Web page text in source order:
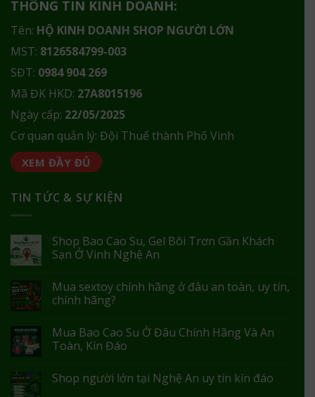
THÔNG TIN KINH DOANH:
Tên: HỘ KINH DOANH SHOP NGƯỜI LỚN
MST: 8126584799-003
SĐT: 0984 904 269
Mã ĐK HKD: 27A8015196
Ngày cấp: 22/05/2025
Cơ quan quản lý: Đội Thuế thành Phố Vinh
XEM ĐẦY ĐỦ
TIN TỨC & SỰ KIỆN
Shop Bao Cao Su, Gel Bôi Trơn Gần Khách
Sạn Ở Vinh Nghệ An
Mua sextoy chính hãng ở đâu an toàn, uy tín,
chính hãng?
Mua Bao Cao Su Ở Đâu Chính Hãng Và An
Toàn, Kín Đáo
Shop người lớn tại Nghệ An uy tín kín đáo